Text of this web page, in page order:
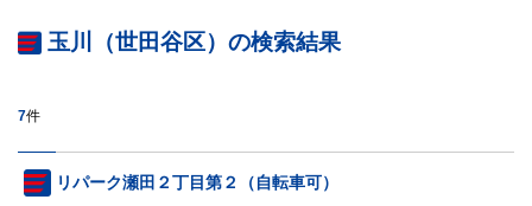
玉川（世田谷区）の検索結果
7件
リパーク瀬田２丁目第２（自転車可）